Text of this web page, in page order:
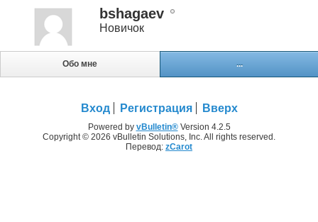
bshagaev
Новичок
Обо мне ...
Вход Регистрация Вверх
Powered by vBulletin®Version 4.2.5
Copyright © 2026 vBulletin Solutions, Inc. All rights reserved.
Перевод: zCarot